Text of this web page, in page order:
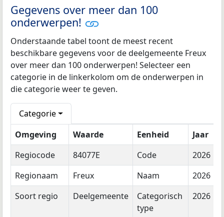
Gegevens over meer dan 100
onderwerpen!
Onderstaande tabel toont de meest recent
beschikbare gegevens voor de deelgemeente Freux
over meer dan 100 onderwerpen! Selecteer een
categorie in de linkerkolom om de onderwerpen in
die categorie weer te geven.
Categorie
Omgeving
Waarde Eenheid
Jaar
Regiocode
84077E Code
2026
Regionaam
Freux Naam
2026
Soort regio
Deelgemeente
Categorisch
type
2026